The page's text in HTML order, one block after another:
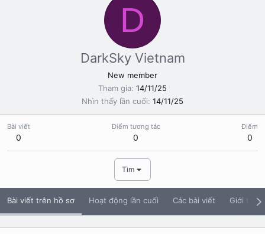
D
DarkSky Vietnam
New member
Tham gia 14/11/25
Nhìn thấy lần cuối 14/11/25
Bài viết
0
Điểm tương tác
0
Điểm
0
Tìm
Bài viết trên hồ sơ Hoạt động lần cuối Các bài viết Giới thiệu